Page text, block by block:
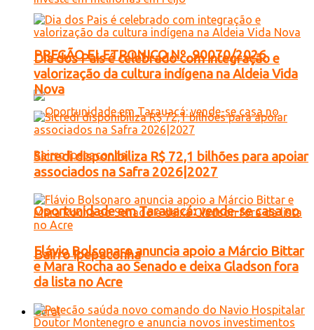
PREGÃO ELETRONICO Nº. 90070/2026
Oportunidade em Tarauacá: vende-se casa no
Bairro Ipepaconha
Geral
Dia dos Pais é celebrado com integração e
valorização da cultura indígena na Aldeia Vida
Nova
Sicredi disponibiliza R$ 72,1 bilhões para apoiar
associados na Safra 2026|2027
Flávio Bolsonaro anuncia apoio a Márcio Bittar
e Mara Rocha ao Senado e deixa Gladson fora
da lista no Acre